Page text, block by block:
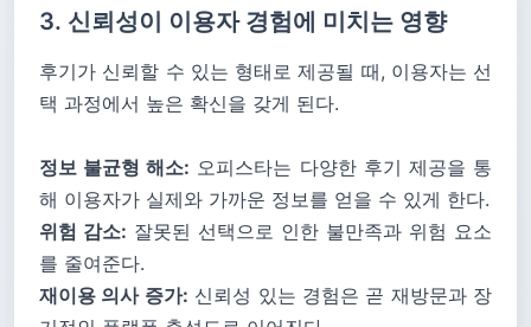
3. 신뢰성이 이용자 경험에 미치는 영향
후기가 신뢰할 수 있는 형태로 제공될 때, 이용자는 선
택 과정에서 높은 확신을 갖게 된다.
정보 불균형 해소: 오피스타는 다양한 후기 제공을 통
해 이용자가 실제와 가까운 정보를 얻을 수 있게 한다.
위험 감소: 잘못된 선택으로 인한 불만족과 위험 요소
를 줄여준다.
재이용 의사 증가: 신뢰성 있는 경험은 곧 재방문과 장